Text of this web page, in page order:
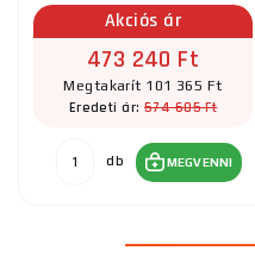
Akciós ár
473 240 Ft
Megtakarít 101 365 Ft
Eredeti ár: 574 605 Ft
db MEGVENNI